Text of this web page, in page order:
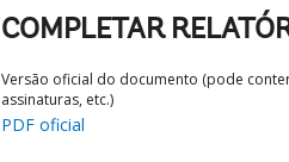
COMPLETAR
Versão oficial do documento (pode
assinaturas, etc.)
PDF oficial